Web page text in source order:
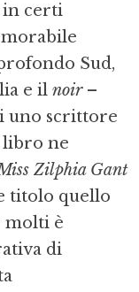
in certi
Sud,
e il noir–
uno scrittore
libro ne
Zilphia Gant
titolo quello
molti è
di